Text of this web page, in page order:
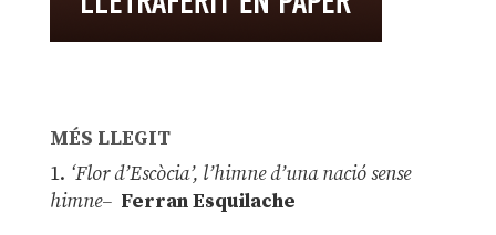
MÉS LLEGIT
1. ‘Flor d’Escòcia’, l’himne d’una nació sense
himne– Ferran Esquilache